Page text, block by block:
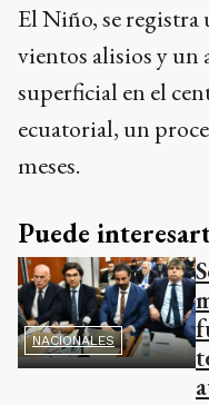
El Niño, se
vientos alisios y un
superficial en el
ecuatorial, un
meses.
Puede
NACIONALES